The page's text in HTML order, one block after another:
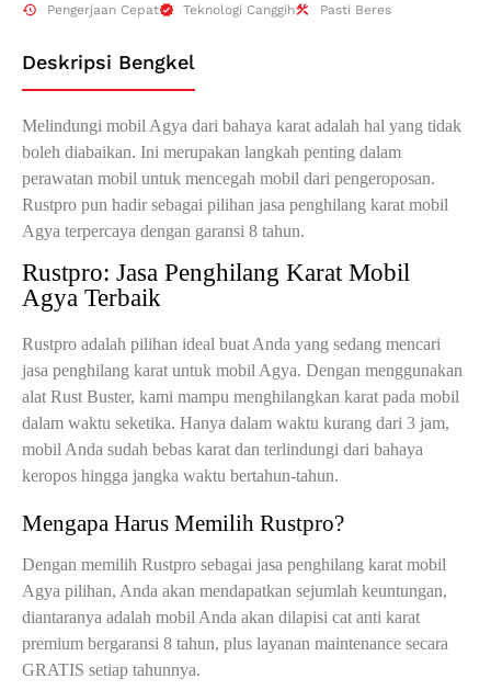
Pengerjaan Cepat Teknologi Canggih Pasti Beres
Deskripsi Bengkel
Melindungi mobil Agya dari bahaya karat adalah hal yang tidak
boleh diabaikan. Ini merupakan langkah penting dalam
perawatan mobil untuk mencegah mobil dari pengeroposan.
Rustpro pun hadir sebagai pilihan jasa penghilang karat mobil
Agya terpercaya dengan garansi 8 tahun.
Rustpro: Jasa Penghilang Karat Mobil
Agya Terbaik
Rustpro adalah pilihan ideal buat Anda yang sedang mencari
jasa penghilang karat untuk mobil Agya. Dengan menggunakan
alat Rust Buster, kami mampu menghilangkan karat pada mobil
dalam waktu seketika. Hanya dalam waktu kurang dari 3 jam,
mobil Anda sudah bebas karat dan terlindungi dari bahaya
keropos hingga jangka waktu bertahun-tahun.
Mengapa Harus Memilih Rustpro?
Dengan memilih Rustpro sebagai jasa penghilang karat mobil
Agya pilihan, Anda akan mendapatkan sejumlah keuntungan,
diantaranya adalah mobil Anda akan dilapisi cat anti karat
premium bergaransi 8 tahun, plus layanan maintenance secara
GRATIS setiap tahunnya.